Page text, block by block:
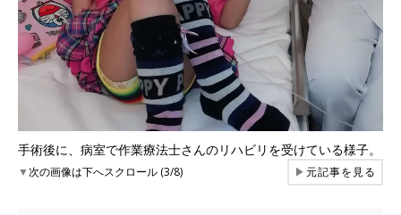
手術後に、病室で作業療法士さんのリハビリを受けている様子。
▼次の画像は下へスクロール (3/8) ▶元記事を見る